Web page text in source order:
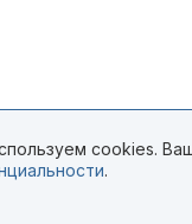
cookies.
.